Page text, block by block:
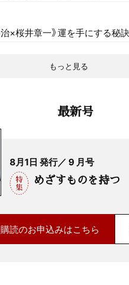
もっと見る
治×桜井章一》運を手にする秘訣
最新号
8月1日 発行／ 9 月号
めざすものを持つ
読のお申込みはこちら